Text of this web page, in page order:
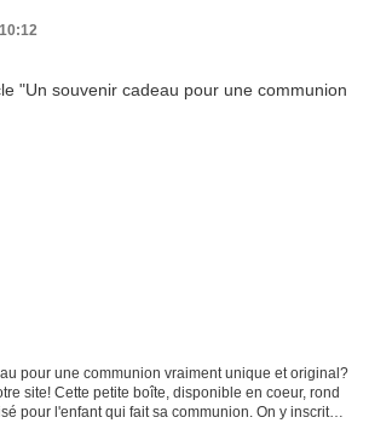
pour une communion vraiment unique et original?
site! Cette petite boîte, disponible en coeur, rond
pour l'enfant qui fait sa communion. On y inscrit